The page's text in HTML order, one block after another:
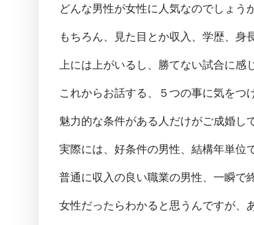
どんな男性が女性に人気なのでしょうか
もちろん、見た目とか収入、学歴、身
上には上がいるし、勝てない試合に感
これからお話する、５つの事に気を
魅力的な条件がある人だけがご成婚し
実際には、好条件の男性、結構年単位
普通に収入の良い職業の男性、一瞬で
女性だったらわかると思うんですが、